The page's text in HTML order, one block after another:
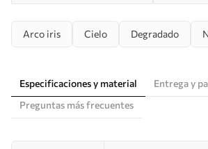
Arco iris Cielo Degradado
Especificaciones y material
Entrega y
Preguntas más frecuentes